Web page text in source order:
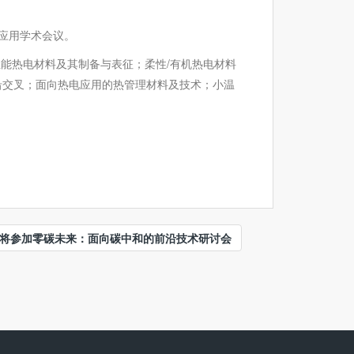
学术会议。
热电材料及其制备与表征；柔性/有机热电材料
叉；面向热电应用的热管理材料及技术；小温
参加零碳未来：面向碳中和的前沿技术研讨会